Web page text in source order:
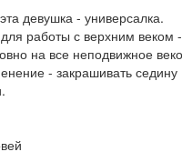
девушка - универсалка.
работы с верхним веком -
на все неподвижное
- закрашивать седину